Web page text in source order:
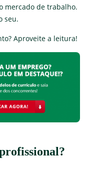
mercado de trabalho.
seu.
Aproveite a leitura!